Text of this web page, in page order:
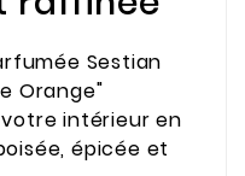
Sestian
Orange"
intérieur en
épicée et